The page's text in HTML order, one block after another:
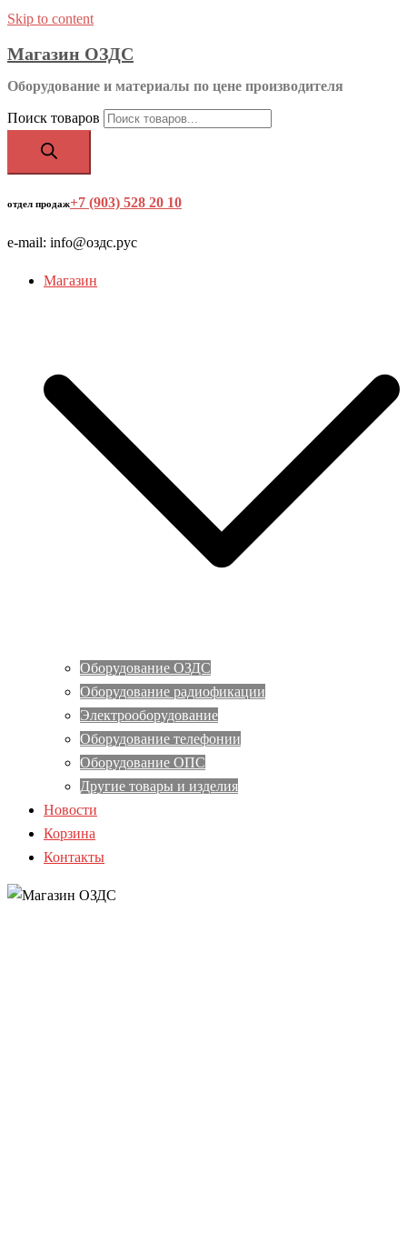
Skip to content
Магазин ОЗДС
Оборудование и материалы по цене производителя
Поиск товаров
отдел продаж+7 (903) 528 20 10
e-mail: info@оздс.рус
Магазин
Оборудование ОЗДС
Оборудование радиофикации
Электрооборудование
Оборудование телефонии
Оборудование ОПС
Другие товары и изделия
Новости
Корзина
Контакты